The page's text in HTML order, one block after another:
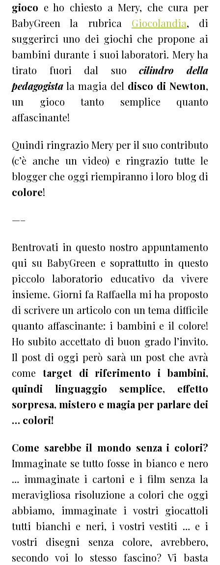
gioco e ho chiesto a Mery, che cura per
BabyGreen la rubrica Giocolandia, di
suggerirci uno dei giochi che propone ai
bambini durante i suoi laboratori. Mery ha
tirato fuori dal suocilindro della
pedagogista la magia del disco di Newton,
un gioco tanto semplice quanto
affascinante!
Quindi ringrazio Mery per il suo contributo
(c’è anche un video) e ringrazio tutte le
blogger che oggi riempiranno i loro blog di
colore!
—–
Bentrovati in questo nostro appuntamento
qui su BabyGreen e soprattutto in questo
piccolo laboratorio educativo da vivere
insieme. Giorni fa Raffaella mi ha proposto
di scrivere un articolo con un tema difficile
quanto affascinante: i bambini e il colore!
Ho subito accettato di buon grado l’invito.
Il post di oggi però sarà un post che avrà
come target di riferimento i bambini,
quindi linguaggio semplice, effetto
sorpresa, mistero e magia per parlare dei
… colori!
Come sarebbe il mondo senza i colori?
Immaginate se tutto fosse in bianco e nero
… immaginate i cartoni e i film senza la
meravigliosa risoluzione a colori che oggi
abbiamo, immaginate i vostri giocattoli
tutti bianchi e neri, i vostri vestiti … e i
vostri disegni senza colore, avrebbero,
secondo voi lo stesso fascino? Vi basta